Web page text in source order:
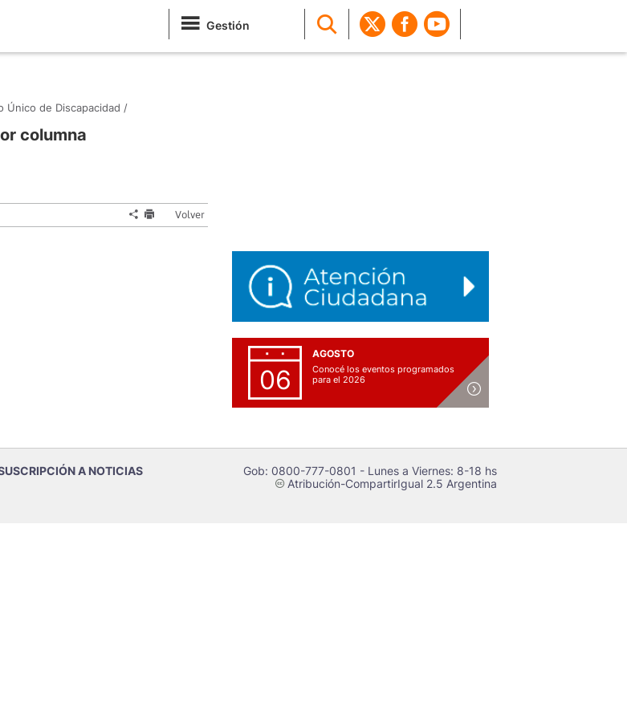
Gestión
Único de Discapacidad /
columna
Volver
06
AGOSTO
Conocé los eventos programados
para el 2026
A NOTICIAS Gob: 0800-777-0801 - Lunes a Viernes: 8-18 hs
cAtribución-CompartirIgual 2.5 Argentina